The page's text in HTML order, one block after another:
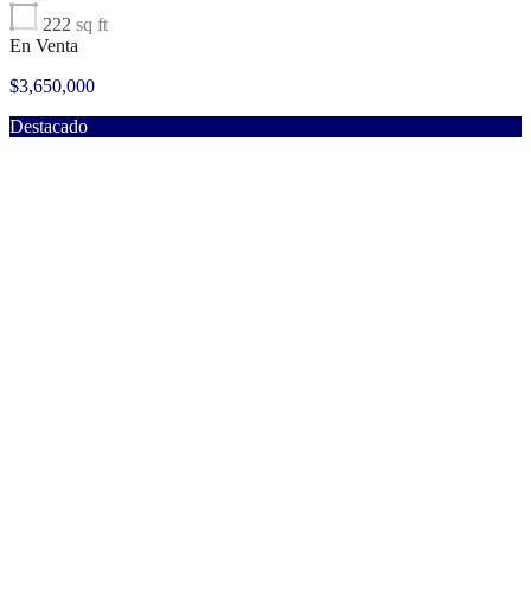
222 sq ft
En Venta
$3,650,000
Destacado